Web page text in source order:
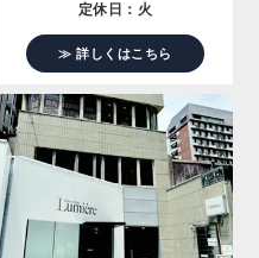
定休日：火
≫ 詳しくはこちら